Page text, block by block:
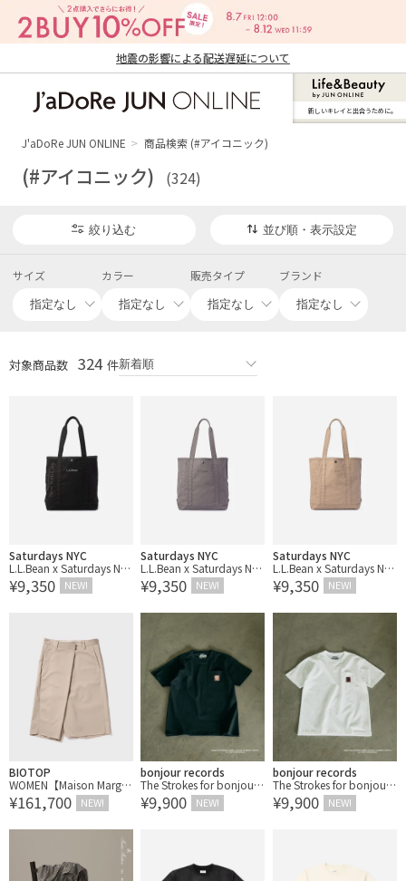
地震の影響による配送遅延について
ン オンライン）
新しいキレイと出合うために。
J'aDoRe JUN ONLINE 商品検索 (#アイコニック)
(#アイコニック) (324)
絞り込む 並び順・表示設定
サイズ カラー 販売タイプ ブランド
対象商品数 324 件
Saturdays NYC
L.L.Bean x Saturdays NY
C Grocery Tote
¥9,350 NEW!
Saturdays NYC
L.L.Bean x Saturdays NY
C Grocery Tote
¥9,350 NEW!
Saturdays NYC
L.L.Bean x Saturdays NY
C Grocery Tote
¥9,350 NEW!
BIOTOP
WOMEN【Maison Margiel
a】WRAP SHORTS
¥161,700 NEW!
bonjour records
The Strokes for bonjour r
ecords S/S pocket Tee
ザ・ストロークス オフィ
¥9,900 NEW!
bonjour records
The Strokes for bonjour r
ecords S/S pocket Tee
ザ・ストロークス オフィ
¥9,900 NEW!